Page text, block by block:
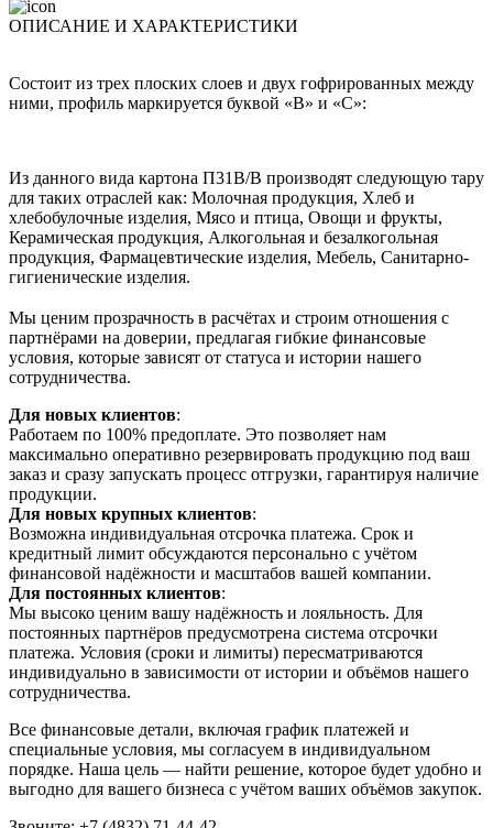
ОПИСАНИЕ И ХАРАКТЕРИСТИКИ
Состоит из трех плоских слоев и двух гофрированных между
ними, профиль маркируется буквой «В» и «С»:
Из данного вида картона П31В/B производят следующую тару
для таких отраслей как: Молочная продукция, Хлеб и
хлебобулочные изделия, Мясо и птица, Овощи и фрукты,
Керамическая продукция, Алкогольная и безалкогольная
продукция, Фармацевтические изделия, Мебель, Санитарно-
гигиенические изделия.
Мы ценим прозрачность в расчётах и строим отношения с
партнёрами на доверии, предлагая гибкие финансовые
условия, которые зависят от статуса и истории нашего
сотрудничества.
Для новых клиентов:
Работаем по 100% предоплате. Это позволяет нам
максимально оперативно резервировать продукцию под ваш
заказ и сразу запускать процесс отгрузки, гарантируя наличие
продукции.
Для новых крупных клиентов:
Возможна индивидуальная отсрочка платежа. Срок и
кредитный лимит обсуждаются персонально с учётом
финансовой надёжности и масштабов вашей компании.
Для постоянных клиентов:
Мы высоко ценим вашу надёжность и лояльность. Для
постоянных партнёров предусмотрена система отсрочки
платежа. Условия (сроки и лимиты) пересматриваются
индивидуально в зависимости от истории и объёмов нашего
сотрудничества.
Все финансовые детали, включая график платежей и
специальные условия, мы согласуем в индивидуальном
порядке. Наша цель — найти решение, которое будет удобно и
выгодно для вашего бизнеса с учётом ваших объёмов закупок.